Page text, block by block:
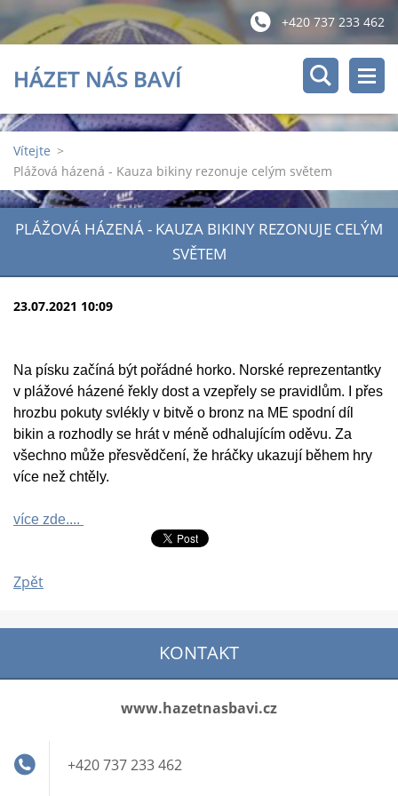
+420 737 233 462
HÁZET NÁS BAVÍ
Vítejte >
Plážová házená - Kauza bikiny rezonuje celým světem
PLÁŽOVÁ HÁZENÁ - KAUZA BIKINY REZONUJE CELÝM
SVĚTEM
23.07.2021 10:09
Na písku začíná být pořádné horko. Norské reprezentantky
v plážové házené řekly dost a vzepřely se pravidlům. I přes
hrozbu pokuty svlékly v bitvě o bronz na ME spodní díl
bikin a rozhodly se hrát v méně odhalujícím oděvu. Za
všechno může přesvědčení, že hráčky ukazují během hry
více než chtěly.
více zde....
Zpět
KONTAKT
www.hazetnasbavi.cz
+420 737 233 462